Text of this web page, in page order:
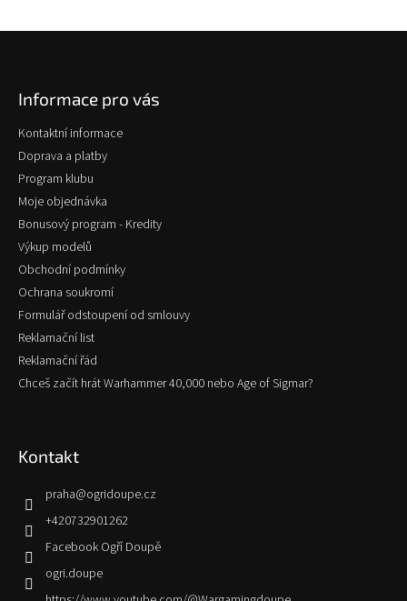
Informace pro vás
Kontaktní informace
Doprava a platby
Program klubu
Moje objednávka
Bonusový program - Kredity
Výkup modelů
Obchodní podmínky
Ochrana soukromí
Formulář odstoupení od smlouvy
Reklamační list
Reklamační řád
Chceš začít hrát Warhammer 40,000 nebo Age of Sigmar?
Kontakt
praha@ogridoupe.cz
+420732901262
Facebook Ogří Doupě
ogri.doupe